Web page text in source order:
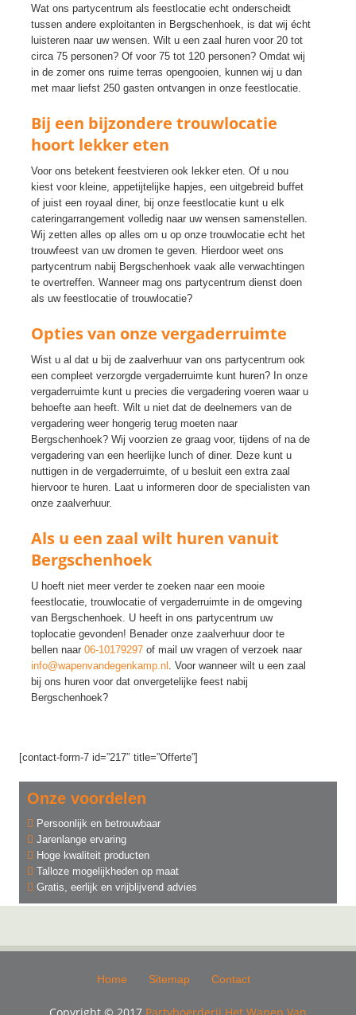
Wat ons partycentrum als feestlocatie echt onderscheidt
tussen andere exploitanten in Bergschenhoek, is dat wij écht
luisteren naar uw wensen. Wilt u een zaal huren voor 20 tot
circa 75 personen? Of voor 75 tot 120 personen? Omdat wij
in de zomer ons ruime terras opengooien, kunnen wij u dan
met maar liefst 250 gasten ontvangen in onze feestlocatie.
Bij een bijzondere trouwlocatie
hoort lekker eten
Voor ons betekent feestvieren ook lekker eten. Of u nou
kiest voor kleine, appetijtelijke hapjes, een uitgebreid buffet
of juist een royaal diner, bij onze feestlocatie kunt u elk
cateringarrangement volledig naar uw wensen samenstellen.
Wij zetten alles op alles om u op onze trouwlocatie echt het
trouwfeest van uw dromen te geven. Hierdoor weet ons
partycentrum nabij Bergschenhoek vaak alle verwachtingen
te overtreffen. Wanneer mag ons partycentrum dienst doen
als uw feestlocatie of trouwlocatie?
Opties van onze vergaderruimte
Wist u al dat u bij de zaalverhuur van ons partycentrum ook
een compleet verzorgde vergaderruimte kunt huren? In onze
vergaderruimte kunt u precies die vergadering voeren waar u
behoefte aan heeft. Wilt u niet dat de deelnemers van de
vergadering weer hongerig terug moeten naar
Bergschenhoek? Wij voorzien ze graag voor, tijdens of na de
vergadering van een heerlijke lunch of diner. Deze kunt u
nuttigen in de vergaderruimte, of u besluit een extra zaal
hiervoor te huren. Laat u informeren door de specialisten van
onze zaalverhuur.
Als u een zaal wilt huren vanuit
Bergschenhoek
U hoeft niet meer verder te zoeken naar een mooie
feestlocatie, trouwlocatie of vergaderruimte in de omgeving
van Bergschenhoek. U heeft in ons partycentrum uw
toplocatie gevonden! Benader onze zaalverhuur door te
bellen naar 06-10179297 of mail uw vragen of verzoek naar
info@wapenvandegenkamp.nl . Voor wanneer wilt u een zaal
bij ons huren voor dat onvergetelijke feest nabij
Bergschenhoek?
[contact-form-7 id=”217″ title=”Offerte”]
Onze voordelen
Persoonlijk en betrouwbaar
Jarenlange ervaring
Hoge kwaliteit producten
Talloze mogelijkheden op maat
Gratis, eerlijk en vrijblijvend advies
Home Sitemap Contact
Copyright © 2017 Partyboerderij Het Wapen Van